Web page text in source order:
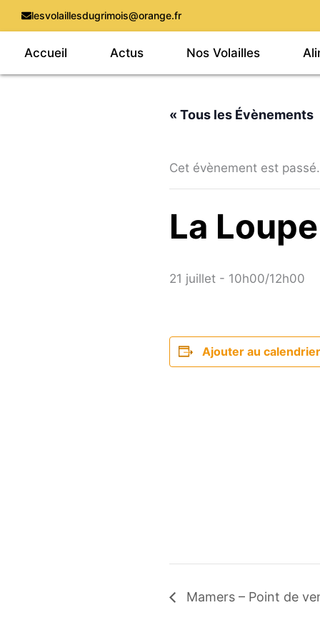
Aller
au
contenu
lesvolaillesdugrimois@orange.fr
Accueil Actus Nos Volailles
« Tous les Évènements
Cet évènement est passé.
La
21 juillet - 10h00/12h00
Ajouter au calendrier
Mamers – Point de